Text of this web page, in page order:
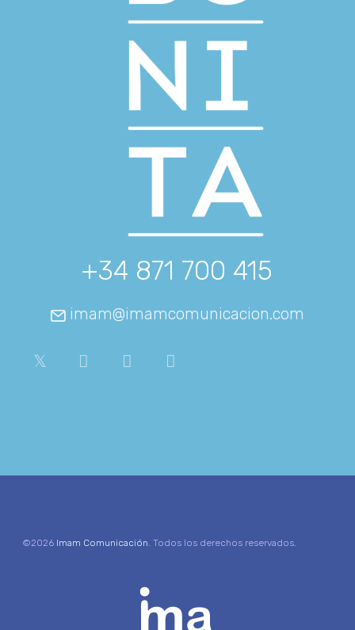
+34 871 700 415
imam@imamcomunicacion.com
©2026 Imam Comunicación. Todos los derechos reservados.